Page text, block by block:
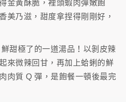
金黃酥脆，裡頭蝦肉彈嫩飽
美乃滋，甜度拿捏得剛剛好，
鮮甜極了的一道湯品！以剝皮辣
來微辣回甘，再加上蛤蜊的鮮
肉質 Q 彈，是飽餐一頓後最完